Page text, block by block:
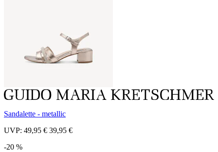
Sandalette - metallic
UVP: 49,95 € 39,95 €
-20 %